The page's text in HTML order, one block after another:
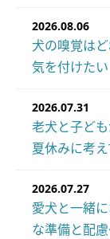
2026.08.06
犬の嗅覚は
気を付けた
2026.07.31
老犬と子ど
夏休みに考
2026.07.27
愛犬と一緒
な準備と配